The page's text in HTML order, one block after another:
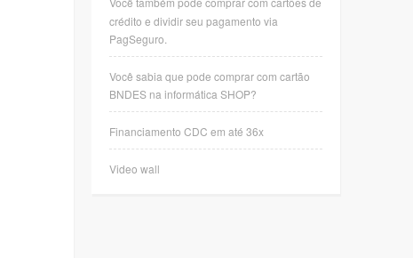
crédito e dividir seu pagamento via
PagSeguro.
Você sabia que pode comprar com cartão
BNDES na informática SHOP?
Financiamento CDC em até 36x
Video wall